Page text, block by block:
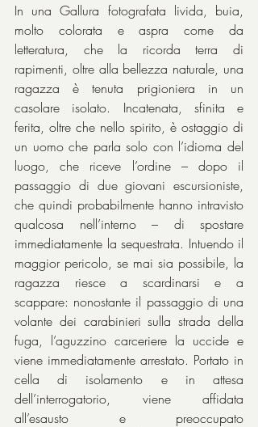
In una Gallura fotografata livida, buia,
molto colorata e aspra come da
letteratura, che la ricorda terra di
rapimenti, oltre alla bellezza naturale, una
ragazza è tenuta prigioniera in un
casolare isolato. Incatenata, sfinita e
ferita, oltre che nello spirito, è ostaggio di
un uomo che parla solo con l’idioma del
luogo, che riceve l’ordine – dopo il
passaggio di due giovani escursioniste,
che quindi probabilmente hanno intravisto
qualcosa nell’interno – di spostare
immediatamente la sequestrata. Intuendo il
maggior pericolo, se mai sia possibile, la
ragazza riesce a scardinarsi e a
scappare: nonostante il passaggio di una
volante dei carabinieri sulla strada della
fuga, l’aguzzino carceriere la uccide e
viene immediatamente arrestato. Portato in
cella di isolamento e in attesa
dell’interrogatorio, viene affidata